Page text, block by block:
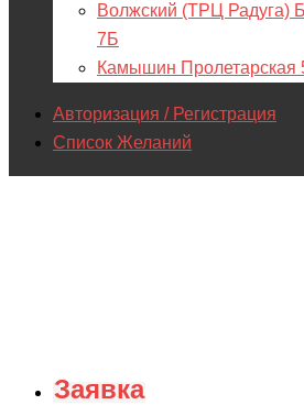
Волжский (ТРЦ Радуга)
7Б
Камышин Пролетарская
Авторизация / Регистрация
Список Желаний
Заявка